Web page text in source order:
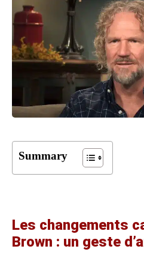
Summary
Les changements
Brown : un geste